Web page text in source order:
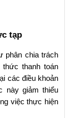
tạp
phân chia trách
thanh toán
các điều khoản
này giảm thiểu
việc thực hiện